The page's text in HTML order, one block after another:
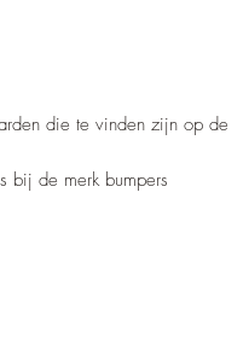
die te vinden zijn op de
bij de merk bumpers